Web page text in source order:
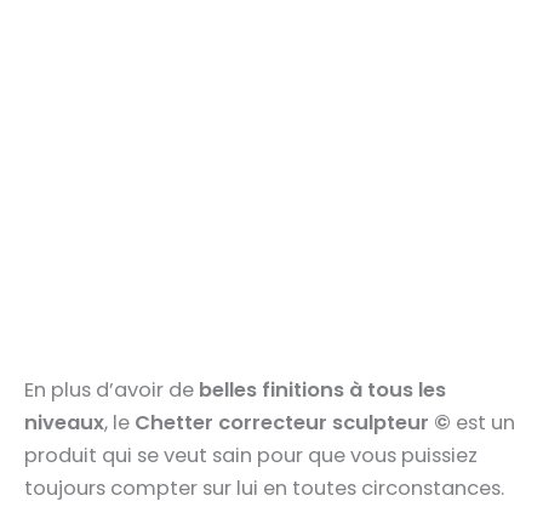
En plus d’avoir de belles finitions à tous les
niveaux, le Chetter correcteur sculpteur © est un
produit qui se veut sain pour que vous puissiez
toujours compter sur lui en toutes circonstances.